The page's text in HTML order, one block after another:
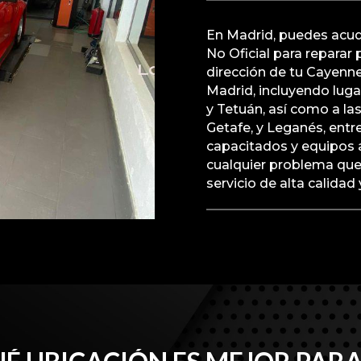
En Madrid, puedes
No Oficial para reparar
dirección de tu
Madrid, incluyendo
y Tetuán, así como a
Getafe, y Leganés,
capacitados y equipos
cualquier problema
servicio de alta